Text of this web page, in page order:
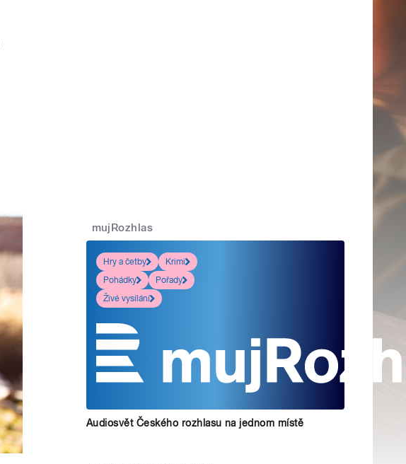
mujRozhlas
Hry a četby
Krimi
Pohádky
Pořady
Živé vysílání
Audiosvět Českého rozhlasu na jednom místě